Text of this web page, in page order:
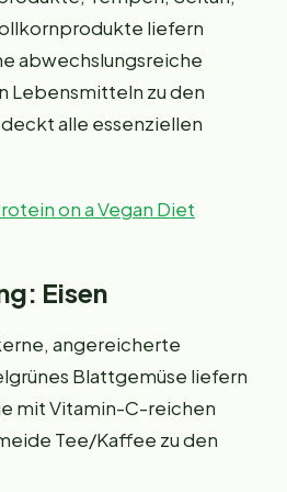
liefern
abwechslungsreiche
Lebensmitteln zu den
alle essenziellen
on a Vegan Diet
Eisen
angereicherte
Blattgemüse liefern
mit Vitamin-C-reichen
Tee/Kaffee zu den